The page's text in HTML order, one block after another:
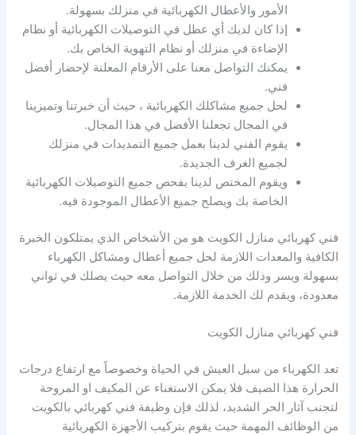
الأمور والأعطال الكهربائية في منزلك بسهولة.
إذا كان لديك أي عطل في التوصيلات الكهربائية أو نظام
الإضاءة في منزلك أو نظام التهوية الخاص بك.
يمكنك التواصل معنا على الأرقام المعلنة لإحضار أفضل
فني.
لحل جميع مشاكلك الكهربائية ، حيث أن خبرتنا وتميزينا
في المجال تجعلنا الأفضل في هذا المجال.
يقوم الفني لدينا بعمل جميع التمديدات في منزلك
لجميع الغرف الجديدة.
ويقوم المختص لدينا بفحص جميع التوصيلات الكهربائية
الخاصة بك ويصلح جميع الأعطال الموجودة فيه.
فني كهربائي منازل الكويت هو من الأشخاص الذي يمتلكون الخبرة
الكافية والمعدات اللازمة لحل جميع أعطال ومشاكل الكهرباء
بسهولة ويسر وذلك من خلال التواصل معه حيث يصلك في ثواني
معدودة، ويقدم لك الخدمة اللازمة.
فني كهربائي منازل الكويت
تعد الكهرباء من سبل العيش في الحياة وخصوصاً مع ارتفاع درجات
الحرارة هذا الصيف فلا يمكن الاستغناء عن المكيف او المروحة
لتجنب آثار الحر الشديد، لذلك فإن وظيفة فني كهربائي بالكويت
من الوظائف المهمة حيث يقوم بتركيب الأجهزة الكهربائية